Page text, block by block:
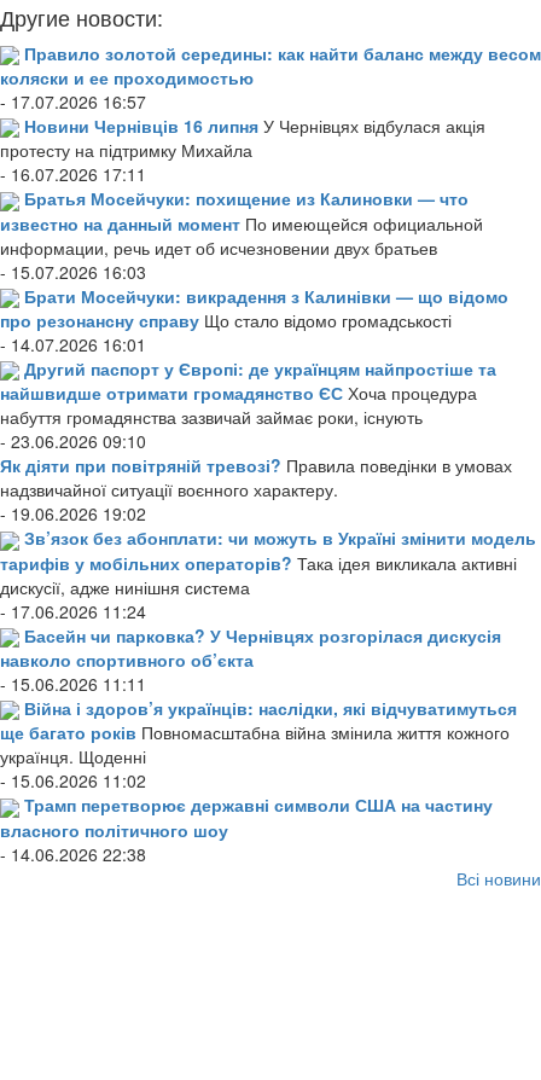
Другие новости:
Правило золотой середины: как найти баланс между весом
коляски и ее проходимостью
- 17.07.2026 16:57
Новини Чернівців 16 липня У Чернівцях відбулася акція
протесту на підтримку Михайла
- 16.07.2026 17:11
Братья Мосейчуки: похищение из Калиновки — что
известно на данный момент По имеющейся официальной
информации, речь идет об исчезновении двух братьев
- 15.07.2026 16:03
Брати Мосейчуки: викрадення з Калинівки — що відомо
про резонансну справу Що стало відомо громадськості
- 14.07.2026 16:01
Другий паспорт у Європі: де українцям найпростіше та
найшвидше отримати громадянство ЄС Хоча процедура
набуття громадянства зазвичай займає роки, існують
- 23.06.2026 09:10
Як діяти при повітряній тревозі? Правила поведінки в умовах
надзвичайної ситуації воєнного характеру.
- 19.06.2026 19:02
Зв’язок без абонплати: чи можуть в Україні змінити модель
тарифів у мобільних операторів? Така ідея викликала активні
дискусії, адже нинішня система
- 17.06.2026 11:24
Басейн чи парковка? У Чернівцях розгорілася дискусія
навколо спортивного об’єкта
- 15.06.2026 11:11
Війна і здоров’я українців: наслідки, які відчуватимуться
ще багато років Повномасштабна війна змінила життя кожного
українця. Щоденні
- 15.06.2026 11:02
Трамп перетворює державні символи США на частину
власного політичного шоу
- 14.06.2026 22:38
Всі новини